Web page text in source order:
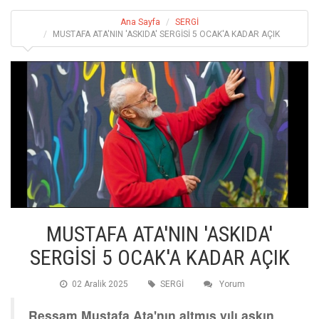
Ana Sayfa
SERGİ
MUSTAFA ATA'NIN 'ASKIDA' SERGİSİ 5 OCAK'A KADAR AÇIK
MUSTAFA ATA'NIN 'ASKIDA'
SERGİSİ 5 OCAK'A KADAR AÇIK
02 Aralik 2025 SERGİ Yorum
Ressam Mustafa Ata'nın altmış yılı aşkın